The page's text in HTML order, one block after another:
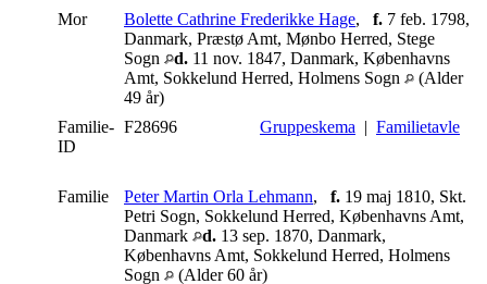
Mor
Bolette Cathrine Frederikke Hage, f. 7 feb. 1798,
Danmark, Præstø Amt, Mønbo Herred, Stege
Sogn
d. 11 nov. 1847, Danmark, Københavns
Amt, Sokkelund Herred, Holmens Sogn
(Alder
49 år)
Familie-
ID
F28696 Gruppeskema | Familietavle
Familie Peter Martin Orla Lehmann, f. 19 maj 1810, Skt.
Petri Sogn, Sokkelund Herred, Københavns Amt,
Danmark
d. 13 sep. 1870, Danmark,
Københavns Amt, Sokkelund Herred, Holmens
Sogn
(Alder 60 år)